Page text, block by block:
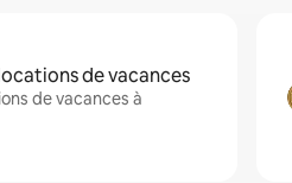
de vacances
de vacances à